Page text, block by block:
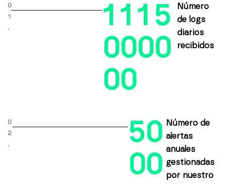
0
1
.
1 1 1 5
0000
00
Número
de logs
diarios
recibidos
0
2
.
50
00
Número de
alertas
anuales
gestionadas
por nuestro